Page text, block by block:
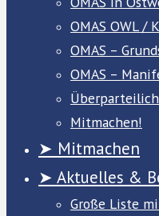
OMAS OWL /
OMAS –
OMAS –
Mitmachen!
➤ Mitmachen
➤ Aktuelles &
Große Liste